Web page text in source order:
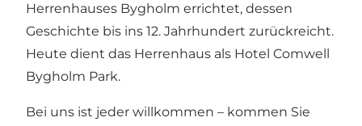
Herrenhauses Bygholm errichtet, dessen
Geschichte bis ins 12. Jahrhundert zurückreicht.
Heute dient das Herrenhaus als Hotel Comwell
Bygholm Park.
Bei uns ist jeder willkommen – kommen Sie